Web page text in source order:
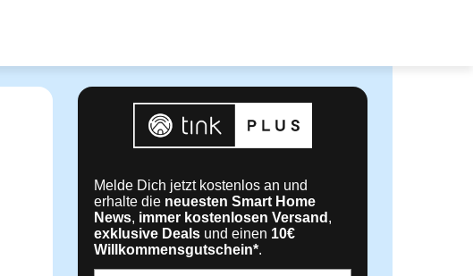
Melde Dich jetzt kostenlos an und
erhalte die neuesten Smart Home
News, immer kostenlosen Versand ,
exklusive Deals und einen 10€
Willkommensgutschein*.